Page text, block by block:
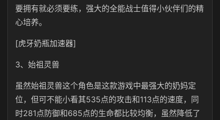
要拥有就必须要练，强大的全能战士值得小伙伴们的精
心培养。
[虎牙奶瓶加速器]
3、始祖灵兽
虽然始祖灵兽这个角色是这款游戏中最强大的奶妈定
位，但可不能小看其535点的攻击和113点的速度，同
时281点防御和685点的生命都比较均衡，虽然降低了